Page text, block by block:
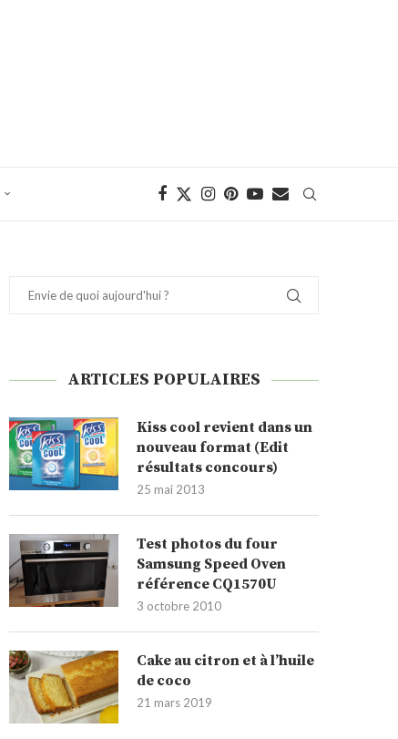
ARTICLES POPULAIRES
Kiss cool revient dans un
nouveau format (Edit
résultats concours)
25 mai 2013
Test photos du four
Samsung Speed Oven
référence CQ1570U
3 octobre 2010
Cake au citron et à l’huile
de coco
21 mars 2019